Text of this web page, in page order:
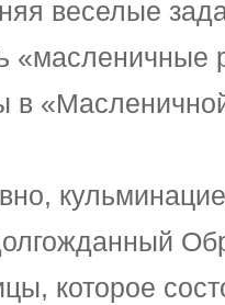
веселые
«масленичные
в
которое